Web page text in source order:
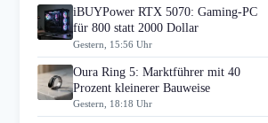
iBUYPower RTX 5070: Gaming-PC
für 800 statt 2000 Dollar
Gestern, 15:56 Uhr
Oura Ring 5: Marktführer mit 40
Prozent kleinerer Bauweise
Gestern, 18:18 Uhr